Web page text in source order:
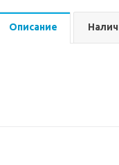
Описание